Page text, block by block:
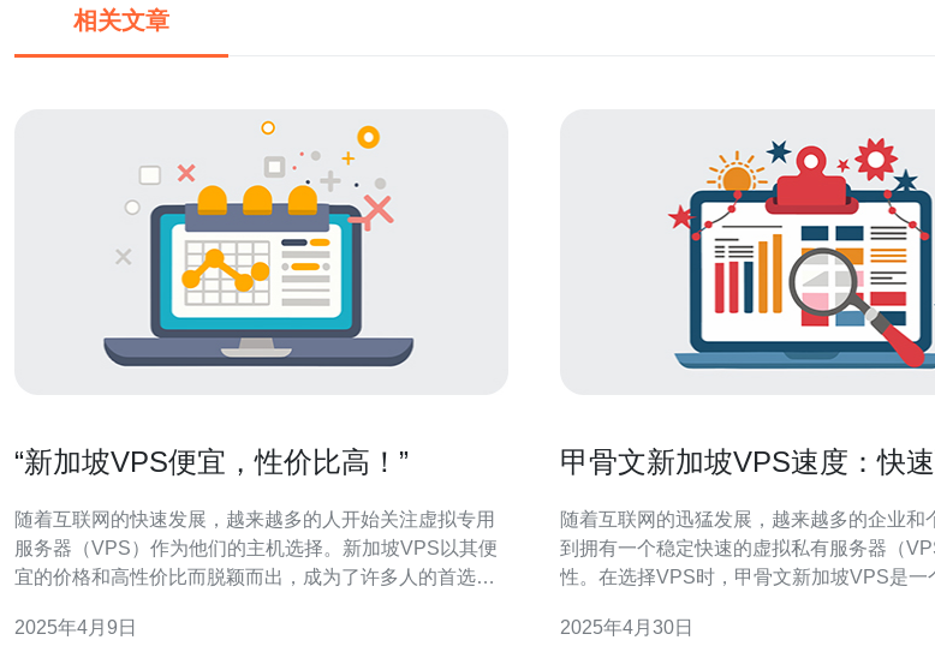
相关文章
“新加坡VPS便宜，性价比高！”
随着互联网的快速发展，越来越多的人开始关注虚拟专用
服务器（VPS）作为他们的主机选择。新加坡VPS以其便
宜的价格和高性价比而脱颖而出，成为了许多人的首选。
选择。 1. 价格便宜：相比其他地区的VPS，新加坡的价格
2025年4月9日
甲骨文新加坡VPS速度：快
随着互联网的迅猛发展，越来越多的企业和
到拥有一个稳定快速的虚拟私有服务器（
性。在选择VPS时，甲骨文新加坡VPS是一
选择它作为您的VPS提供商。 甲骨文新加坡VPS具有快速
2025年4月30日